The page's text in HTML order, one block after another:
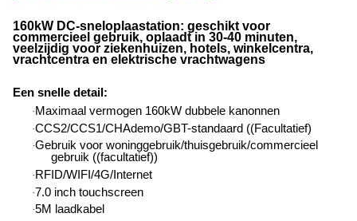
160kW DC-sneloplaastation: geschikt voor
commercieel gebruik, oplaadt in 30-40 minuten,
veelzijdig voor ziekenhuizen, hotels, winkelcentra,
vrachtcentra en elektrische vrachtwagens
Een snelle detail :
· Maximaal vermogen 160kW dubbele kanonnen
·CCS2/CCS1/CHAdemo/GBT-standaard ((Facultatief)
·Gebruik voor woninggebruik/thuisgebruik/commercieel
gebruik ((facultatief))
· RFID/WIFI/4G/Internet
·7.0 inch touchscreen
·5M laadkabel